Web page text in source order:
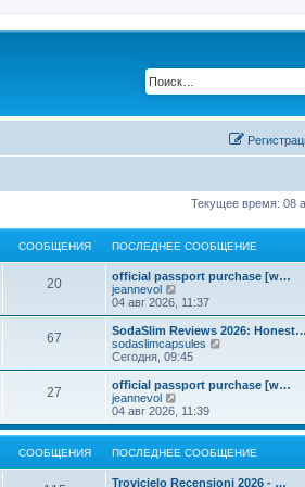
Текущее время: 08
СООБЩЕНИЯ ПОСЛЕДНЕЕ СООБЩЕНИЕ
20
official passport purchase [w…
jeannevol
е
р
е
й
т
п
о
с
л
д
н
е
04 авг 2026, 11:37
67
SodaSlim Reviews 2026: Honest…
sodaslimcapsules
р
е
к
п
о
с
Сегодня, 09:45
27
official passport purchase [w…
jeannevol
е
р
е
й
04 авг 2026, 11:39
СООБЩЕНИЯ ПОСЛЕДНЕЕ СООБЩЕНИЕ
Trovicielo Recensioni 2026 - …